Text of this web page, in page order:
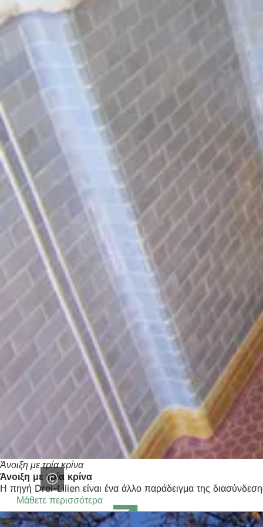
Άνοιξη με τρία κρίνα
Άνοιξη με τρία κρίνα
Η πηγή Drei-Lilien είναι ένα άλλο παράδειγμα της
Μάθετε περισσότερα
σε
νέα